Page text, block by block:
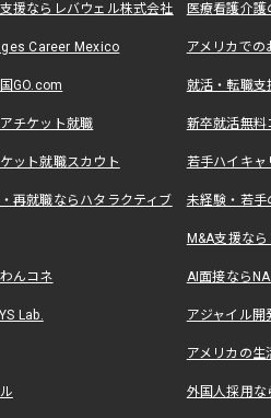
援ならレバウェル株式会社 医療看護介
Career Mexico アメリカで
GO.com 就活・転職
チケット就職 新卒就活無料
ット就職スカウト 若手ハイキ
再就職ならハタラクティブ 未経験・若手
M&A支援な
んコネ AI面接なら
Lab. アジャイル
アメリカの
外国人採用